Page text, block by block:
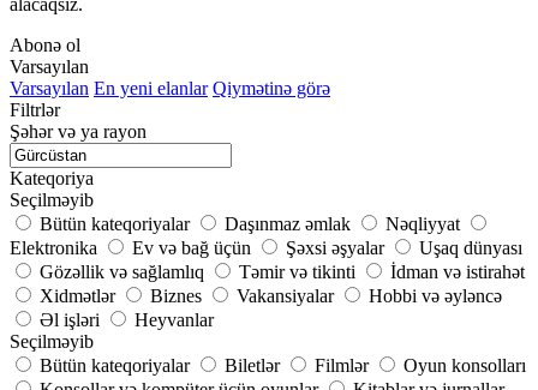
alacaqsız.
Abonə ol
Varsayılan
Varsayılan En yeni elanlar Qiymətinə görə
Filtrlər
Şəhər və ya rayon
Kateqoriya
Seçilməyib
Bütün kateqoriyalar
Daşınmaz əmlak
Nəqliyyat
Elektronika
Ev və bağ üçün Şəxsi əşyalar
Uşaq dünyası
Gözəllik və sağlamlıq
Təmir və tikinti
İdman və istirahət
Xidmətlər
Biznes Vakansiyalar
Hobbi və əyləncə
Əl işləri
Heyvanlar
Seçilməyib
Bütün kateqoriyalar
Biletlər Filmlər
Oyun konsolları